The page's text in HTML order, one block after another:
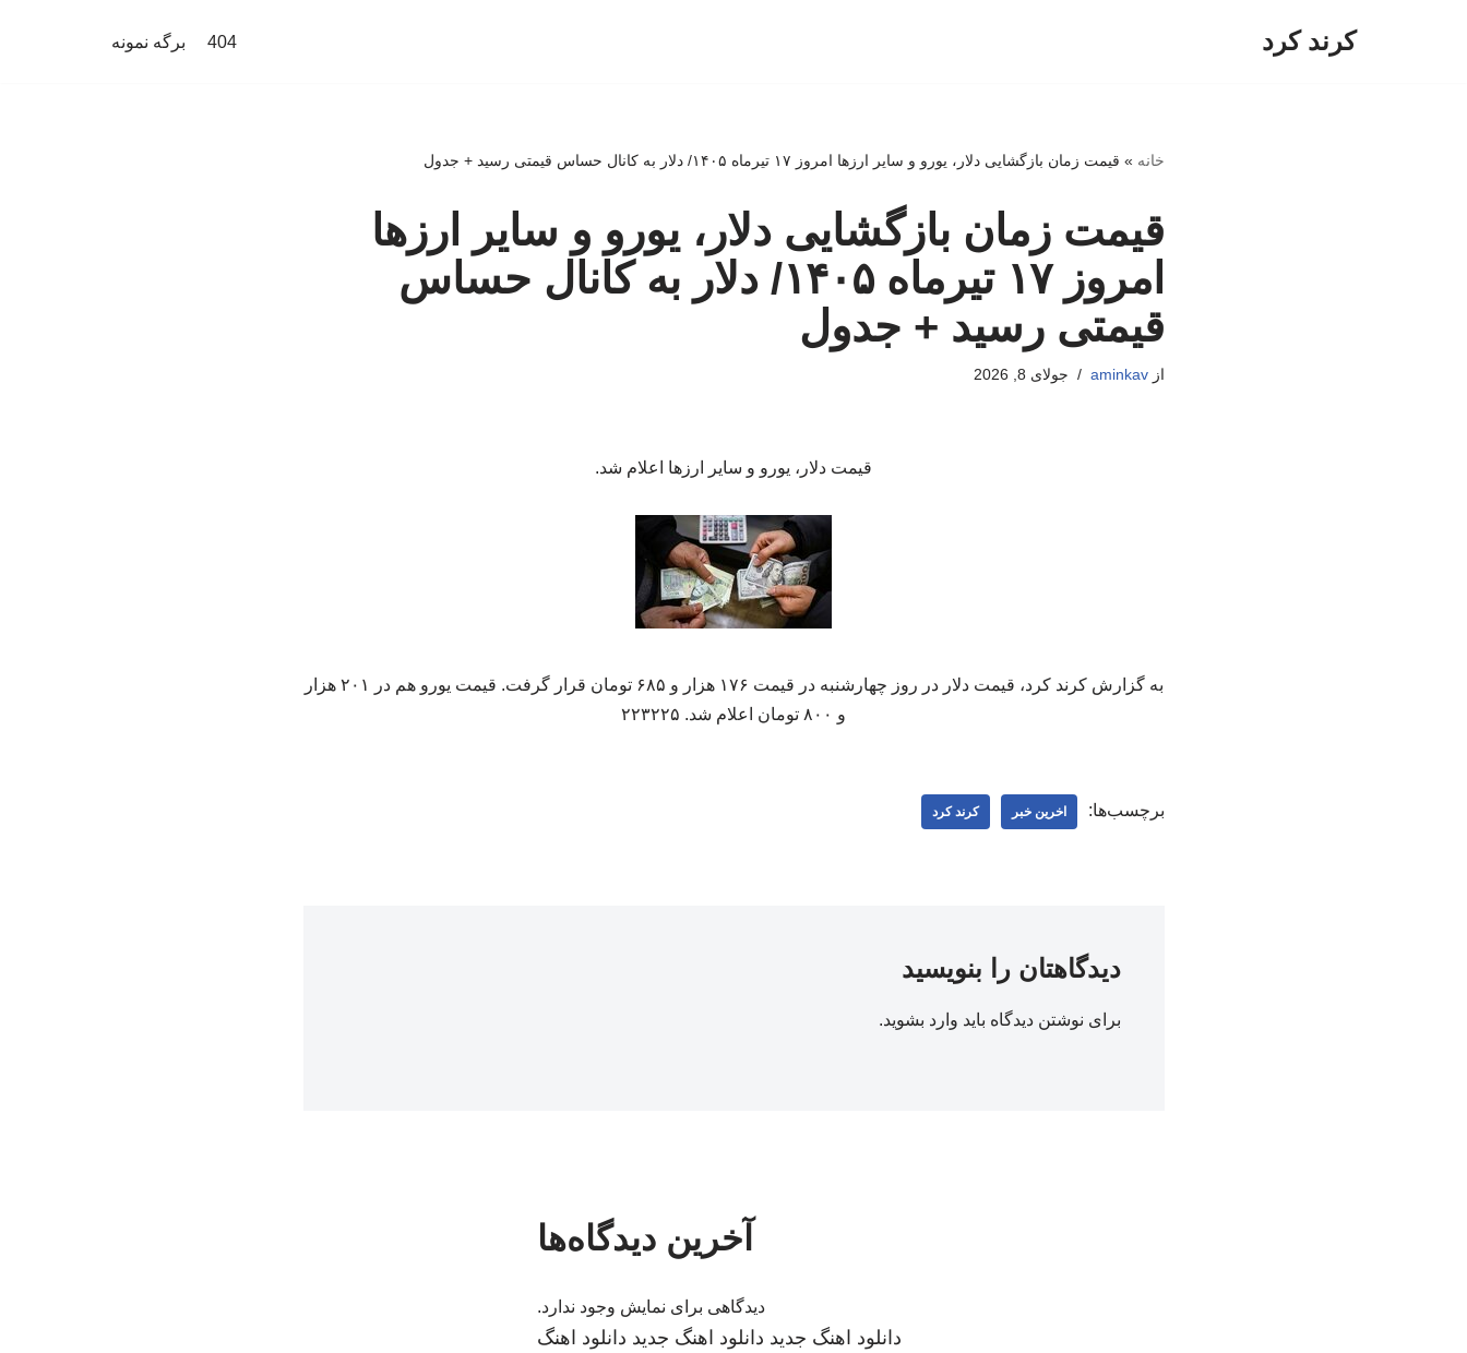
کرند کرد 404 برگه نمونه
خانه » قیمت زمان بازگشایی دلار، یورو و سایر ارزها امروز ۱۷ تیرماه ۱۴۰۵/ دلار به کانال حساس قیمتی رسید + جدول
قیمت زمان بازگشایی دلار، یورو و سایر ارزها
امروز ۱۷ تیرماه ۱۴۰۵/ دلار به کانال حساس
قیمتی رسید + جدول
ازaminkav جولای 8, 2026
قیمت دلار، یورو و سایر ارزها اعلام شد.
به گزارش کرند کرد، قیمت دلار در روز چهارشنبه در قیمت ۱۷۶ هزار و ۶۸۵ تومان قرار گرفت. قیمت یورو هم در ۲۰۱ هزار
و ۸۰۰ تومان اعلام شد. ۲۲۳۲۲۵
برچسب‌ها: اخرین خبر کرند کرد
دیدگاهتان را بنویسید
برای نوشتن دیدگاه باید وارد بشوید.
آخرین دیدگاه‌ها
دیدگاهی برای نمایش وجود ندارد.
دانلود اهنگ جدید دانلود اهنگ جدید دانلود اهنگ